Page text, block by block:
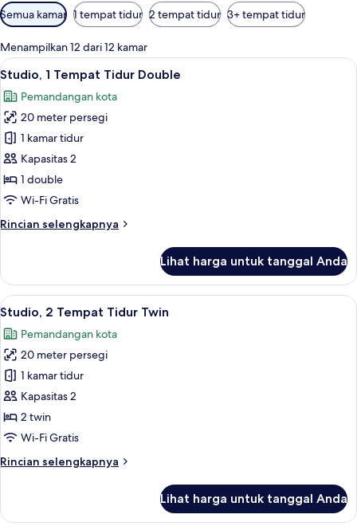
Filter
tersedia
untuk
kamar
Semua kamar 1 tempat tidur 2 tempat tidur 3+ tempat tidur
Menampilkan 12 dari 12 kamar
Lihat
semua
foto
untuk
Studio,
1
Tempat
Tidur
Studio, 1 Tempat Tidur Double |
4
Studio, 1 Tempat Tidur Double
Pemandangan kota
20 meter persegi
1 kamar tidur
Kapasitas 2
1 double
Wi-Fi Gratis
Rincian selengkapnya
Rincian
Studio,
Tempat
Double
Lihat harga untuk tanggal Anda
Lihat
semua
foto
untuk
Studio,
2
Tempat
Tidur
Studio, 2 Tempat Tidur Twin |
3
Studio, 2 Tempat Tidur Twin
Pemandangan kota
20 meter persegi
1 kamar tidur
Kapasitas 2
2 twin
Wi-Fi Gratis
Rincian selengkapnya
Rincian
Studio,
Lihat harga untuk tanggal Anda